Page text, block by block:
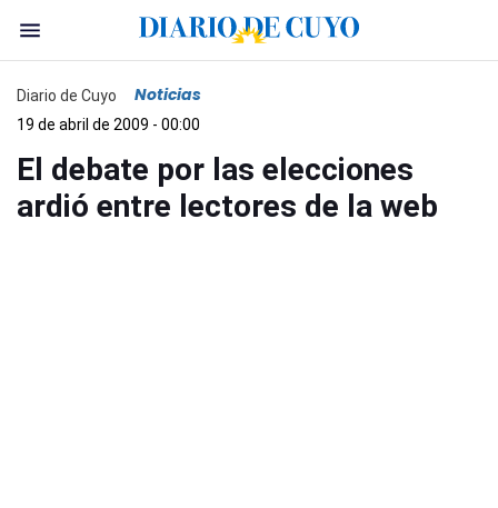
Diario de Cuyo Noticias
19 de abril de 2009 - 00:00
El debate por las elecciones
ardió entre lectores de la web